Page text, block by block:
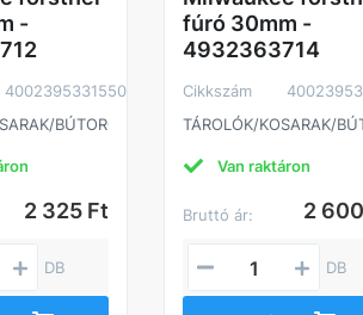
-
4002395331550
BÚTOROK
2 325 Ft
DB
fúró 30mm -
4932363714
Cikkszám
TÁROLÓK/KOSARAK/
Van raktáron
Bruttó ár: 2
DB